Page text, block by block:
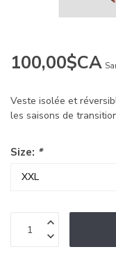
100,00$CA
Veste isolée et
les saisons de
Size: *